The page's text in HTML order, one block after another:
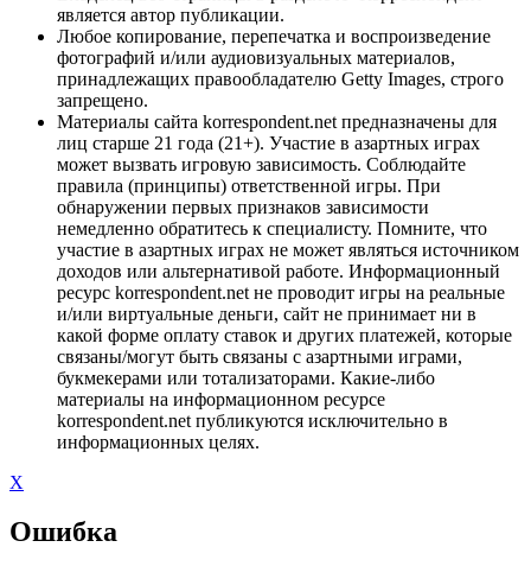
является автор публикации.
Любое копирование, перепечатка и воспроизведение
фотографий и/или аудиовизуальных материалов,
принадлежащих правообладателю Getty Images, строго
запрещено.
Материалы сайта korrespondent.net предназначены для
лиц старше 21 года (21+). Участие в азартных играх
может вызвать игровую зависимость. Соблюдайте
правила (принципы) ответственной игры. При
обнаружении первых признаков зависимости
немедленно обратитесь к специалисту. Помните, что
участие в азартных играх не может являться источником
доходов или альтернативой работе. Информационный
ресурс korrespondent.net не проводит игры на реальные
и/или виртуальные деньги, сайт не принимает ни в
какой форме оплату ставок и других платежей, которые
связаны/могут быть связаны с азартными играми,
букмекерами или тотализаторами. Какие-либо
материалы на информационном ресурсе
korrespondent.net публикуются исключительно в
информационных целях.
X
Ошибка